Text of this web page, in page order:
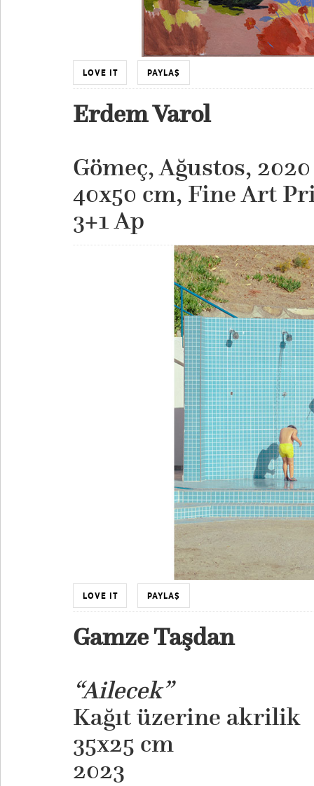
LOVE IT PAYLAŞ
Erdem Varol
Gömeç, Ağustos, 2020
40x50 cm, Fine Art
​3+1 Ap
LOVE IT PAYLAŞ
Gamze Taşdan
“Ailecek”
Kağıt üzerine akrilik
35x25 cm
​2023